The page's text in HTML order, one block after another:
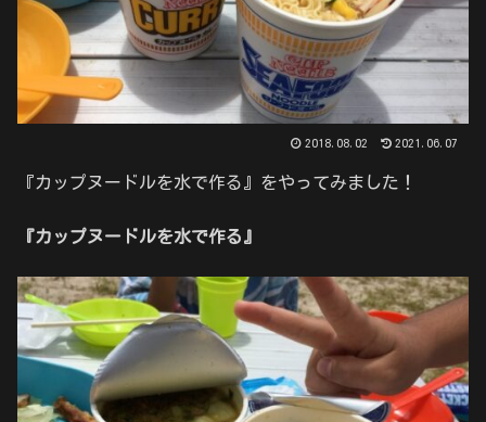
2018.08.02 2021.06.07
『カップヌードルを水で作る』をやってみました！
『カップヌードルを水で作る』